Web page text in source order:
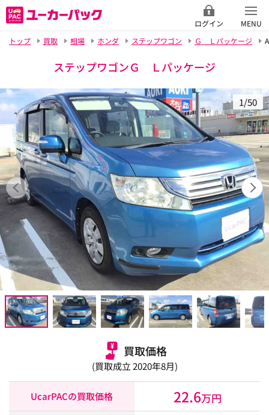
ログイン
MENU
トップ
買取 相場 ホンダ ステップワゴン Ｇ Ｌパッケージ
ステップワゴンＧ Ｌパッケージ
1/50
買取価格
(買取成立 2020年8月)
UcarPACの買取価格 22.6万円